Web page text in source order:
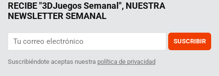
RECIBE "3DJuegos Semanal", NUESTRA
NEWSLETTER SEMANAL
SUSCRIBIR
Suscribiéndote aceptas nuestra política de privacidad